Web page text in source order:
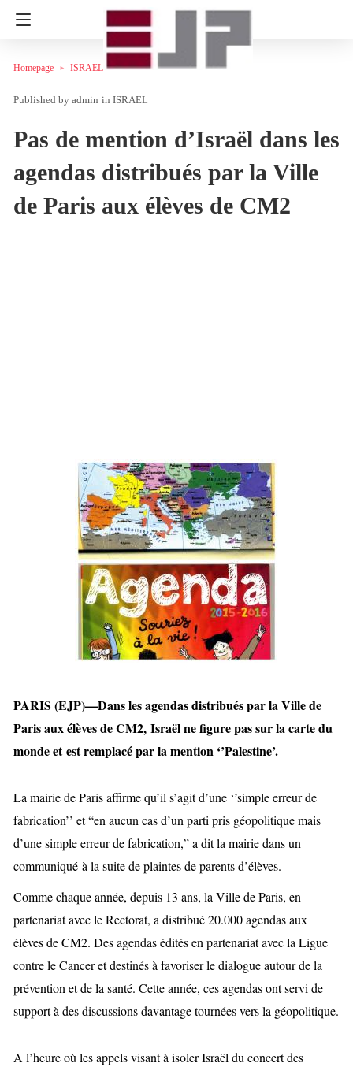
Homepage ISRAEL
admin in ISRAEL
Pas de mention d’Israël dans les
agendas distribués par la Ville
de Paris aux élèves de CM2
PARIS (EJP)—Dans les agendas distribués par la Ville de
Paris aux élèves de CM2, Israël ne figure pas sur la carte du
monde et est remplacé par la mention ‘’Palestine’.
La mairie de Paris affirme qu’il s’agit d’une ‘’simple erreur de
fabrication’’ et “en aucun cas d’un parti pris géopolitique mais
d’une simple erreur de fabrication,” a dit la mairie dans un
communiqué à la suite de plaintes de parents d’élèves.
Comme chaque année, depuis 13 ans, la Ville de Paris, en
partenariat avec le Rectorat, a distribué 20.000 agendas aux
élèves de CM2. Des agendas édités en partenariat avec la Ligue
contre le Cancer et destinés à favoriser le dialogue autour de la
prévention et de la santé. Cette année, ces agendas ont servi de
support à des discussions davantage tournées vers la géopolitique.
A l’heure où les appels visant à isoler Israël du concert des